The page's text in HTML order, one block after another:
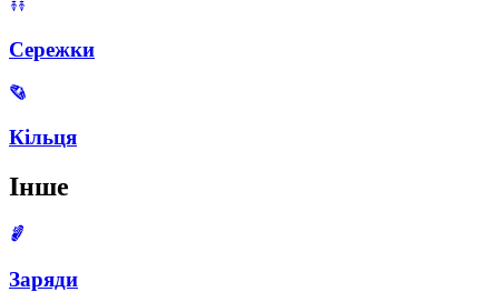
Сережки
Кільця
Інше
Заряди